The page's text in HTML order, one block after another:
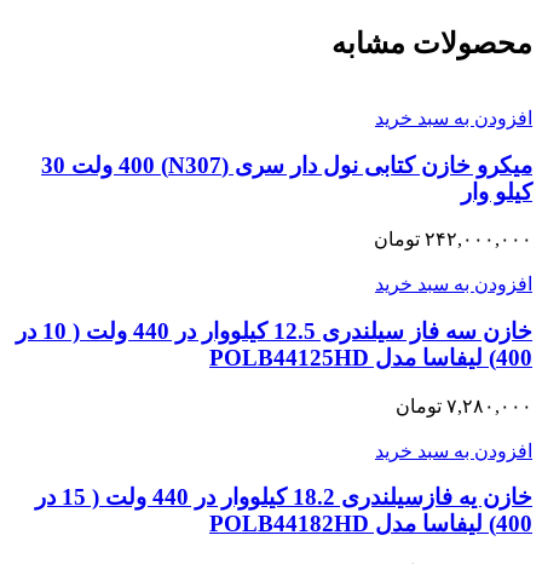
محصولات مشابه
افزودن به سبد خرید
میکرو خازن کتابی نول دار سری (N307) 400 ولت 30
کیلو وار
۲۴۲,۰۰۰,۰۰۰ تومان
افزودن به سبد خرید
خازن سه فاز سیلندری 12.5 کیلووار در 440 ولت ( 10 در
400) لیفاسا مدل POLB44125HD
۷,۲۸۰,۰۰۰ تومان
افزودن به سبد خرید
خازن یه فازسیلندری 18.2 کیلووار در 440 ولت ( 15 در
400) لیفاسا مدل POLB44182HD